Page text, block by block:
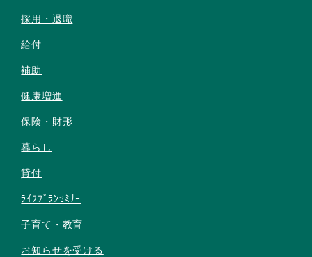
採用・退職
給付
補助
健康増進
保険・財形
暮らし
貸付
ﾗｲﾌﾌﾟﾗﾝｾﾐﾅｰ
子育て・教育
お知らせを受ける